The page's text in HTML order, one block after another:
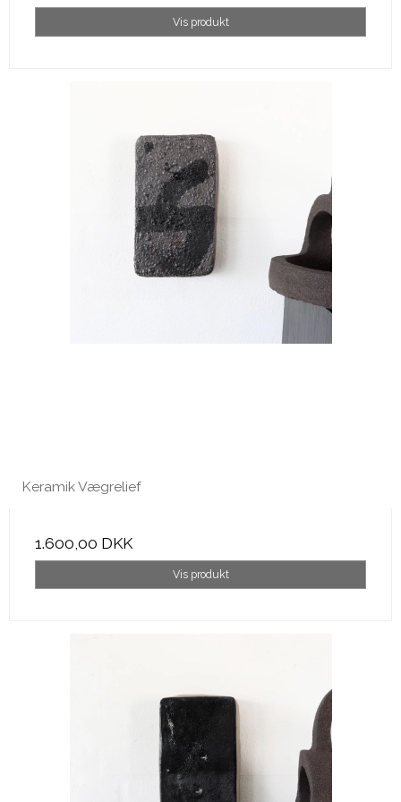
Vis produkt
Keramik Vægrelief
1.600,00 DKK
Vis produkt